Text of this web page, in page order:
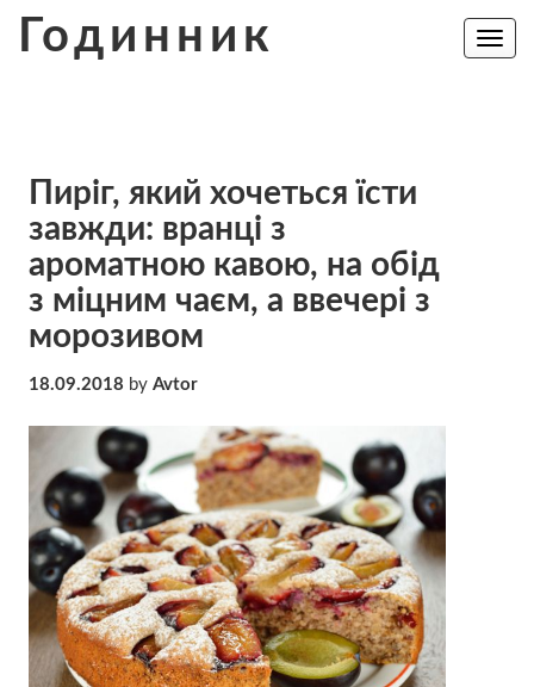
Годинник
Toggle
Пиріг, який хочеться їсти
завжди: вранці з
ароматною кавою, на обід
з міцним чаєм, а ввечері з
морозивом
18.09.2018 by Avtor